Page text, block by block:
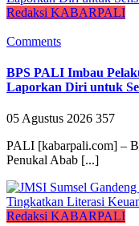
Redaksi KABARPALI
Comments
BPS PALI Imbau
Laporkan Diri untuk
05 Agustus 2026 357
PALI [kabarpali.com] –
Penukal Abab [...]
Redaksi KABARPALI